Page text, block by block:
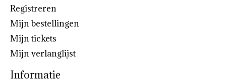
Registreren
Mijn bestellingen
Mijn tickets
Mijn verlanglijst
Informatie